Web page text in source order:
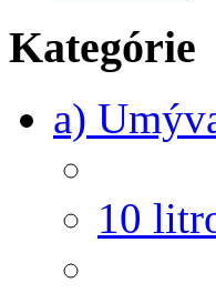
Kategórie
a)
10